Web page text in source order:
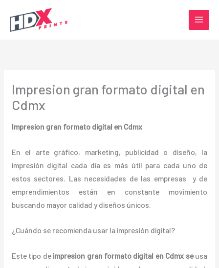
contenido
Impresion gran formato digital en
Cdmx
Impresion gran formato digital en Cdmx
En el arte gráfico, marketing, publicidad o diseño, la
impresión digital cada día es más útil para cada uno de
estos sectores. Las necesidades de las empresas y de
emprendimientos están en constante movimiento
buscando mayor calidad y diseños únicos.
¿Cuándo se recomienda usar la impresión digital?
Este tipo de impresion gran formato digital en Cdmx seusa